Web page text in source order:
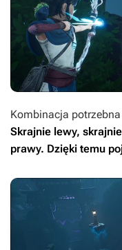
Kombinacja
Skrajnie lewy,
prawy. Dzięki temu